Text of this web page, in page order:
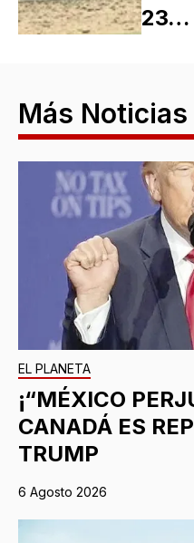
23…
Más Noticias
EL PLANETA
¡“MÉXICO
CANADÁ ES
TRUMP
6 Agosto 2026